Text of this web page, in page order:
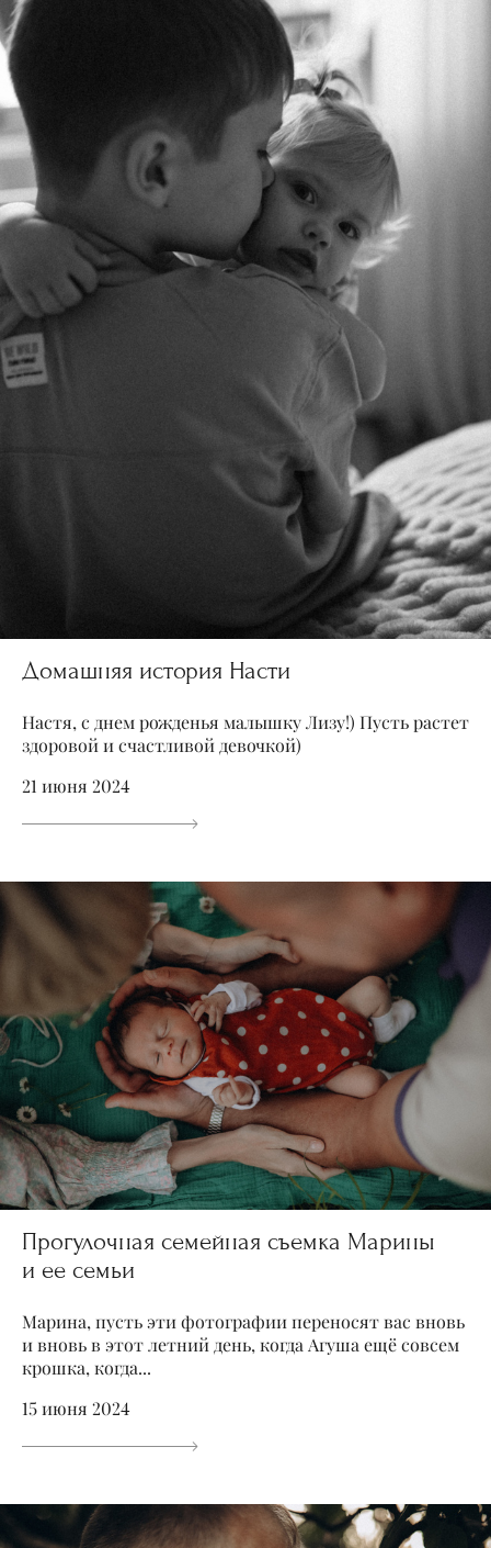
Домашняя история Насти
Настя, с днем рожденья малышку Лизу!) Пусть растет
здоровой и счастливой девочкой)
21 июня 2024
Прогулочная семейная съемка Марины
и ее семьи
Марина, пусть эти фотографии переносят вас вновь
и вновь в этот летний день, когда Агуша ещё совсем
крошка, когда...
15 июня 2024